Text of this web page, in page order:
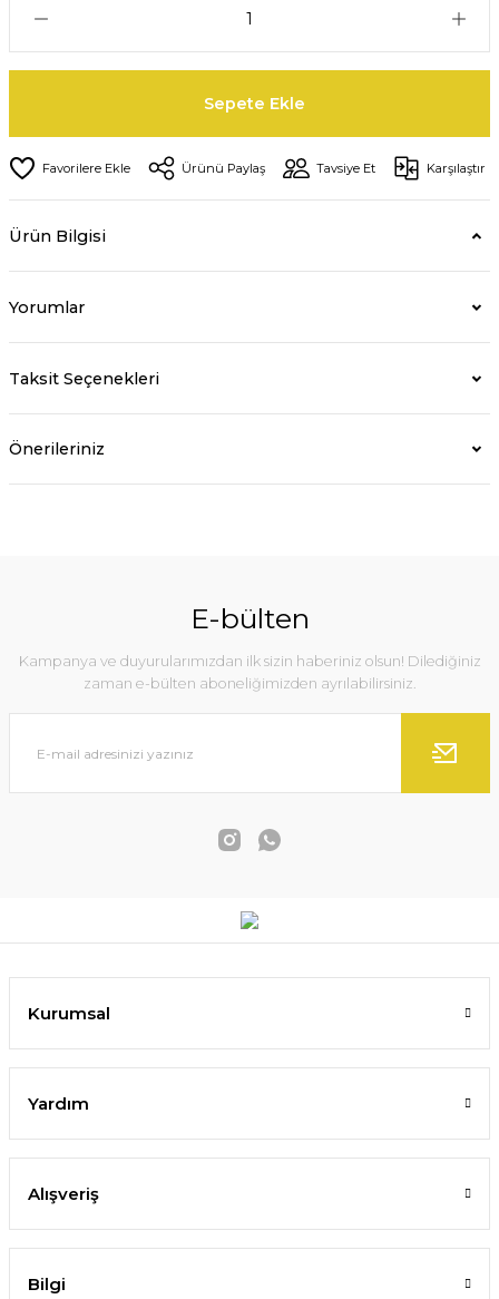
Sepete Ekle
Ürünü Paylaş Tavsiye Et Karşılaştır
Ürün Bilgisi
Yorumlar
Taksit Seçenekleri
Önerileriniz
E-bülten
Kampanya ve duyurularımızdan ilk sizin haberiniz olsun! Dilediğiniz
zaman e-bülten aboneliğimizden ayrılabilirsiniz.
Kurumsal
Yardım
Alışveriş
Bilgi